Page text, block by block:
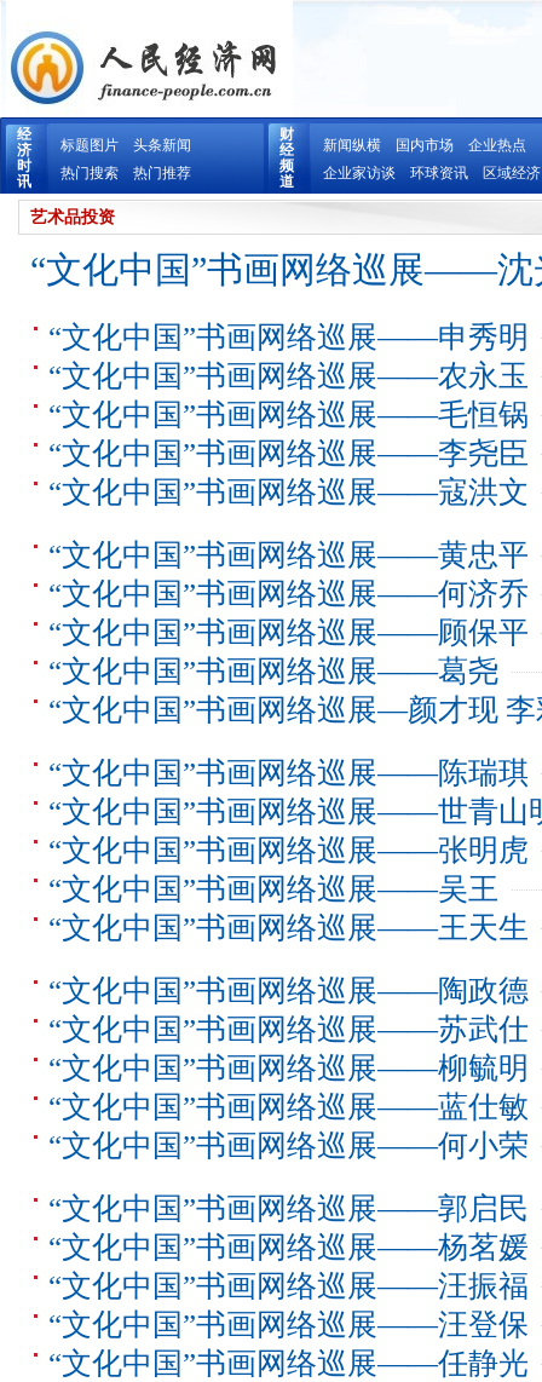
经
济
时
讯
标题图片
头条新闻
热门搜索
热门推荐
财
经
频
道
新闻纵横 国内市场
企业热点
企业家访谈
环球资讯 区域经济
艺术品投资
“文化中国”书画网络巡展——沈
“文化中国”书画网络巡展——申秀明
“文化中国”书画网络巡展——农永玉
“文化中国”书画网络巡展——毛恒锅
“文化中国”书画网络巡展——李尧臣
“文化中国”书画网络巡展——寇洪文
“文化中国”书画网络巡展——黄忠平
“文化中国”书画网络巡展——何济乔
“文化中国”书画网络巡展——顾保平
“文化中国”书画网络巡展——葛尧
“文化中国”书画网络巡展—颜才现
“文化中国”书画网络巡展——陈瑞琪
“文化中国”书画网络巡展——世青山
“文化中国”书画网络巡展——张明虎
“文化中国”书画网络巡展——吴王
“文化中国”书画网络巡展——王天生
“文化中国”书画网络巡展——陶政德
“文化中国”书画网络巡展——苏武仕
“文化中国”书画网络巡展——柳毓明
“文化中国”书画网络巡展——蓝仕敏
“文化中国”书画网络巡展——何小荣
“文化中国”书画网络巡展——郭启民
“文化中国”书画网络巡展——杨茗媛
“文化中国”书画网络巡展——汪振福
“文化中国”书画网络巡展——汪登保
“文化中国”书画网络巡展——任静光